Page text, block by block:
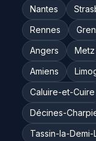
Nantes
Rennes
Angers
Metz
Amiens
Caluire-et-Cuire
Décines-
Tassin-la-Demi-